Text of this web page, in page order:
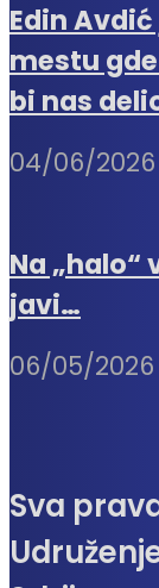
Edin
mestu
bi nas
04/06/2026
Na „halo“
javi…
06/05/2026
Sva